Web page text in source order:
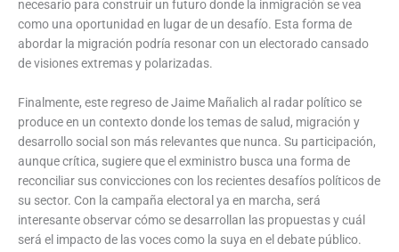
necesario para construir un futuro donde la inmigración se vea
como una oportunidad en lugar de un desafío. Esta forma de
abordar la migración podría resonar con un electorado cansado
de visiones extremas y polarizadas.
Finalmente, este regreso de Jaime Mañalich al radar político se
produce en un contexto donde los temas de salud, migración y
desarrollo social son más relevantes que nunca. Su participación,
aunque crítica, sugiere que el exministro busca una forma de
reconciliar sus convicciones con los recientes desafíos políticos de
su sector. Con la campaña electoral ya en marcha, será
interesante observar cómo se desarrollan las propuestas y cuál
será el impacto de las voces como la suya en el debate público.